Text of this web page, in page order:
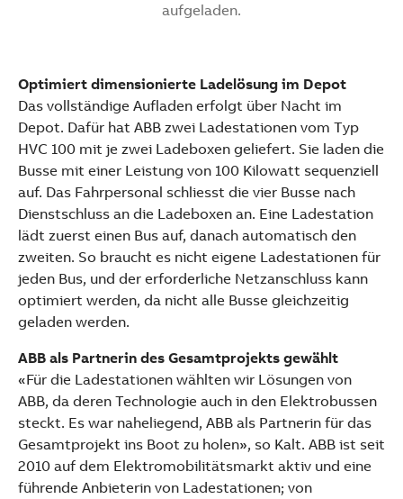
aufgeladen.
Optimiert dimensionierte Ladelösung im Depot
Das vollständige Aufladen erfolgt über Nacht im
Depot. Dafür hat ABB zwei Ladestationen vom Typ
HVC 100 mit je zwei Ladeboxen geliefert. Sie laden die
Busse mit einer Leistung von 100 Kilowatt sequenziell
auf. Das Fahrpersonal schliesst die vier Busse nach
Dienstschluss an die Ladeboxen an. Eine Ladestation
lädt zuerst einen Bus auf, danach automatisch den
zweiten. So braucht es nicht eigene Ladestationen für
jeden Bus, und der erforderliche Netzanschluss kann
optimiert werden, da nicht alle Busse gleichzeitig
geladen werden.
ABB als Partnerin des Gesamtprojekts gewählt
«Für die Ladestationen wählten wir Lösungen von
ABB, da deren Technologie auch in den Elektrobussen
steckt. Es war naheliegend, ABB als Partnerin für das
Gesamtprojekt ins Boot zu holen», so Kalt. ABB ist seit
2010 auf dem Elektromobilitätsmarkt aktiv und eine
führende Anbieterin von Ladestationen; von